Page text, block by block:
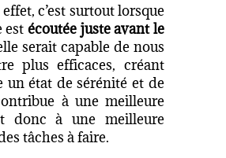
c’est surtout lorsque
est écoutée juste avant le
serait capable de nous
plus efficaces, créant
un état de sérénité et de
à une meilleure
donc à une meilleure
tâches à faire.